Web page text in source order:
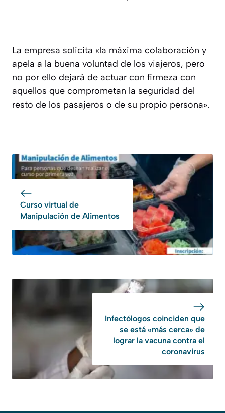
La empresa solicita «la máxima colaboración y
apela a la buena voluntad de los viajeros, pero
no por ello dejará de actuar con firmeza con
aquellos que comprometan la seguridad del
resto de los pasajeros o de su propio persona».
Curso virtual de
Manipulación de Alimentos
Infectólogos coinciden que
se está «más cerca» de
lograr la vacuna contra el
coronavirus